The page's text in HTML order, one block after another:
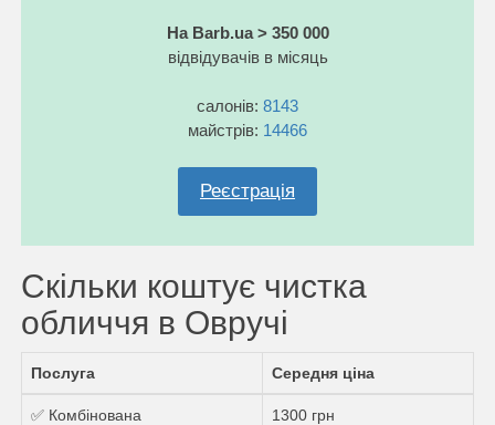
На Barb.ua > 350 000
відвідувачів в місяць
салонів: 8143
майстрів: 14466
Реєстрація
Скільки коштує чистка
обличчя в Овручі
Послуга Середня ціна
✅ Комбінована 1300 грн